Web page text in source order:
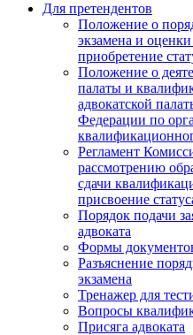
Для претендентов
Положение о
экзамена и
приобретение
Положение о
палаты и
адвокатской
Федерации по
Регламент
рассмотрению
сдачи
присвоение
Порядок подачи
адвоката
Формы
Разъяснение
экзамена
Тренажер для
Вопросы
Присяга адвоката